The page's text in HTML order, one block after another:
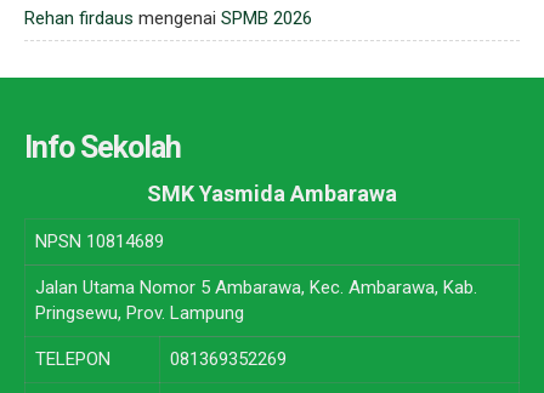
Rehan firdaus mengenai SPMB 2026
Info Sekolah
SMK Yasmida Ambarawa
NPSN 10814689
Jalan Utama Nomor 5 Ambarawa, Kec. Ambarawa, Kab.
Pringsewu, Prov. Lampung
TELEPON 081369352269